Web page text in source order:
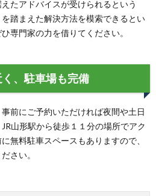
たアドバイスが受けられるという
踏まえた解決方法を模索できるとい
専門家の力を借りてください。
、駐車場も完備
前にご予約いただければ夜間や土日
山形駅から徒歩１１分の場所でアク
無料駐車スペースもありますので、
さい。